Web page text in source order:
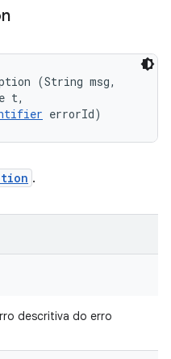
(String msg,
t,
errorId)
.
descritiva do erro